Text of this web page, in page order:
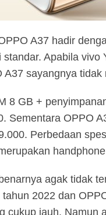
A37 hadir
standar. Apabila
A37 sayangnya
8 GB +
Sementara OPPO
Perbedaan
agak tidak
2022 dan
cukup jauh. Namun